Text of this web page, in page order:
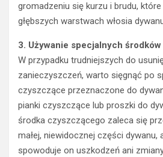
gromadzeniu się kurzu i brudu,
głębszych warstwach włosia
3. Używanie specjalnych
W przypadku trudniejszych do
zanieczyszczeń, warto sięgnąć po
czyszczące przeznaczone do
pianki czyszczące lub proszki do
środka czyszczącego zaleca się
małej, niewidocznej części dywanu,
spowoduje on uszkodzeń ani